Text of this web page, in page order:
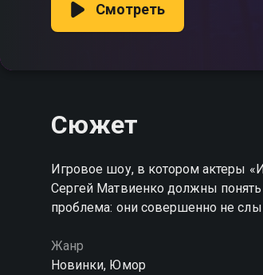
Смотреть
Сюжет
Игровое шоу, в котором актеры
Сергей Матвиенко должны понять
проблема: они совершенно не
Жанр
Новинки, Юмор